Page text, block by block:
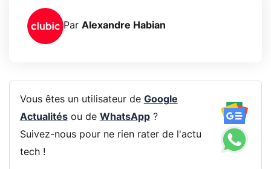
Par Alexandre Habian
Vous êtes un utilisateur de Google
Actualitésou de WhatsApp?
Suivez-nous pour ne rien rater de l'actu
tech !